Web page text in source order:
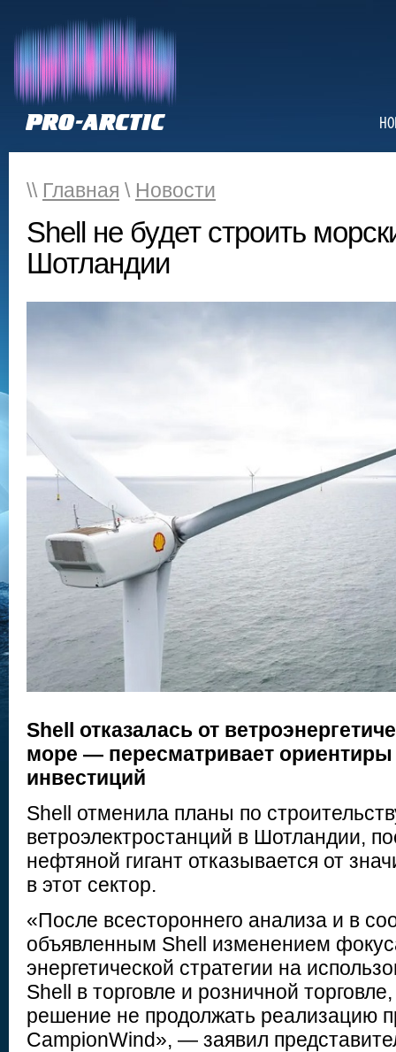
\\ Главная \ Новости
Shell не будет строить
Шотландии
Shell отказалась от
море — пересматривает
инвестиций
Shell отменила планы по
ветроэлектростанций в Шотландии,
нефтяной гигант отказывается от
в этот сектор.
«После всестороннего анализа и в
объявленным Shell изменением
энергетической стратегии на
Shell в торговле и розничной
решение не продолжать реализацию
CampionWind», — заявил